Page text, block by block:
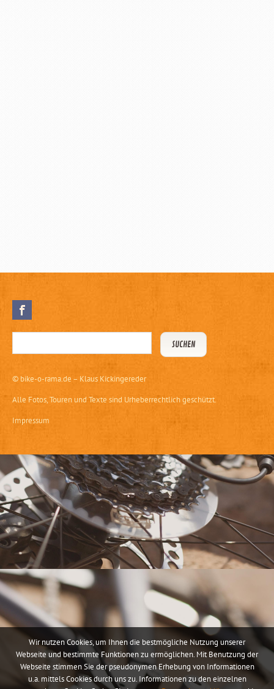
© bike-o-rama.de – Klaus Kickingereder
Alle Fotos, Touren und Texte sind Urheberrechtlich geschützt.
Impressum
Wir nutzen Cookies, um Ihnen die bestmögliche Nutzung unserer
Webseite und bestimmte Funktionen zu ermöglichen. Mit Benutzung der
Webseite stimmen Sie der pseudonymen Erhebung von Informationen
u.a. mittels Cookies durch uns zu. Informationen zu den einzelnen